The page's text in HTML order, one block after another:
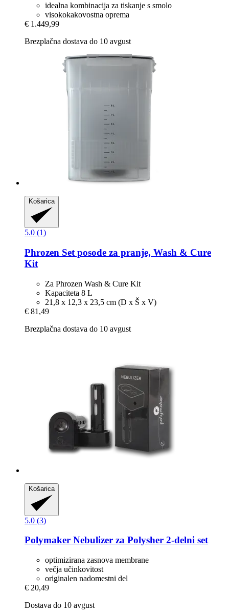
idealna kombinacija za tiskanje s smolo
visokokakovostna oprema
€ 1.449,99
Brezplačna dostava do 10 avgust
Košarica
5.0 (1)
Phrozen Set posode za pranje, Wash & Cure
Kit
Za Phrozen Wash & Cure Kit
Kapaciteta 8 L
21,8 x 12,3 x 23,5 cm (D x Š x V)
€ 81,49
Brezplačna dostava do 10 avgust
Košarica
5.0 (3)
Polymaker Nebulizer za Polysher 2-​delni set
optimizirana zasnova membrane
večja učinkovitost
originalen nadomestni del
€ 20,49
Dostava do 10 avgust